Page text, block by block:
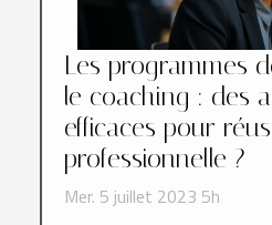
Les programmes
le coaching : des
efficaces pour
professionnelle ?
Mer. 5 juillet 2023 5h